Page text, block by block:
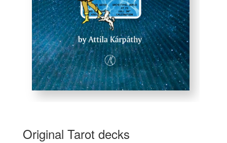
Original Tarot decks